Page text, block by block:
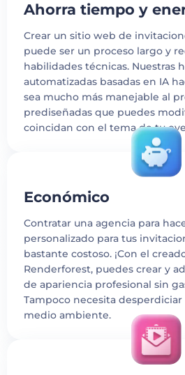
Ahorra tiempo y
Crear un sitio web de
puede ser un proceso largo y
habilidades técnicas. Nuestras
automatizadas basadas en IA
sea mucho más manejable al
prediseñadas que puedes
coincidan con el tema de tu
Económico
Contratar una agencia para
personalizado para tus
bastante costoso. ¡Con el
Renderforest, puedes crear y
de apariencia profesional sin
Tampoco necesita desperdiciar
medio ambiente.